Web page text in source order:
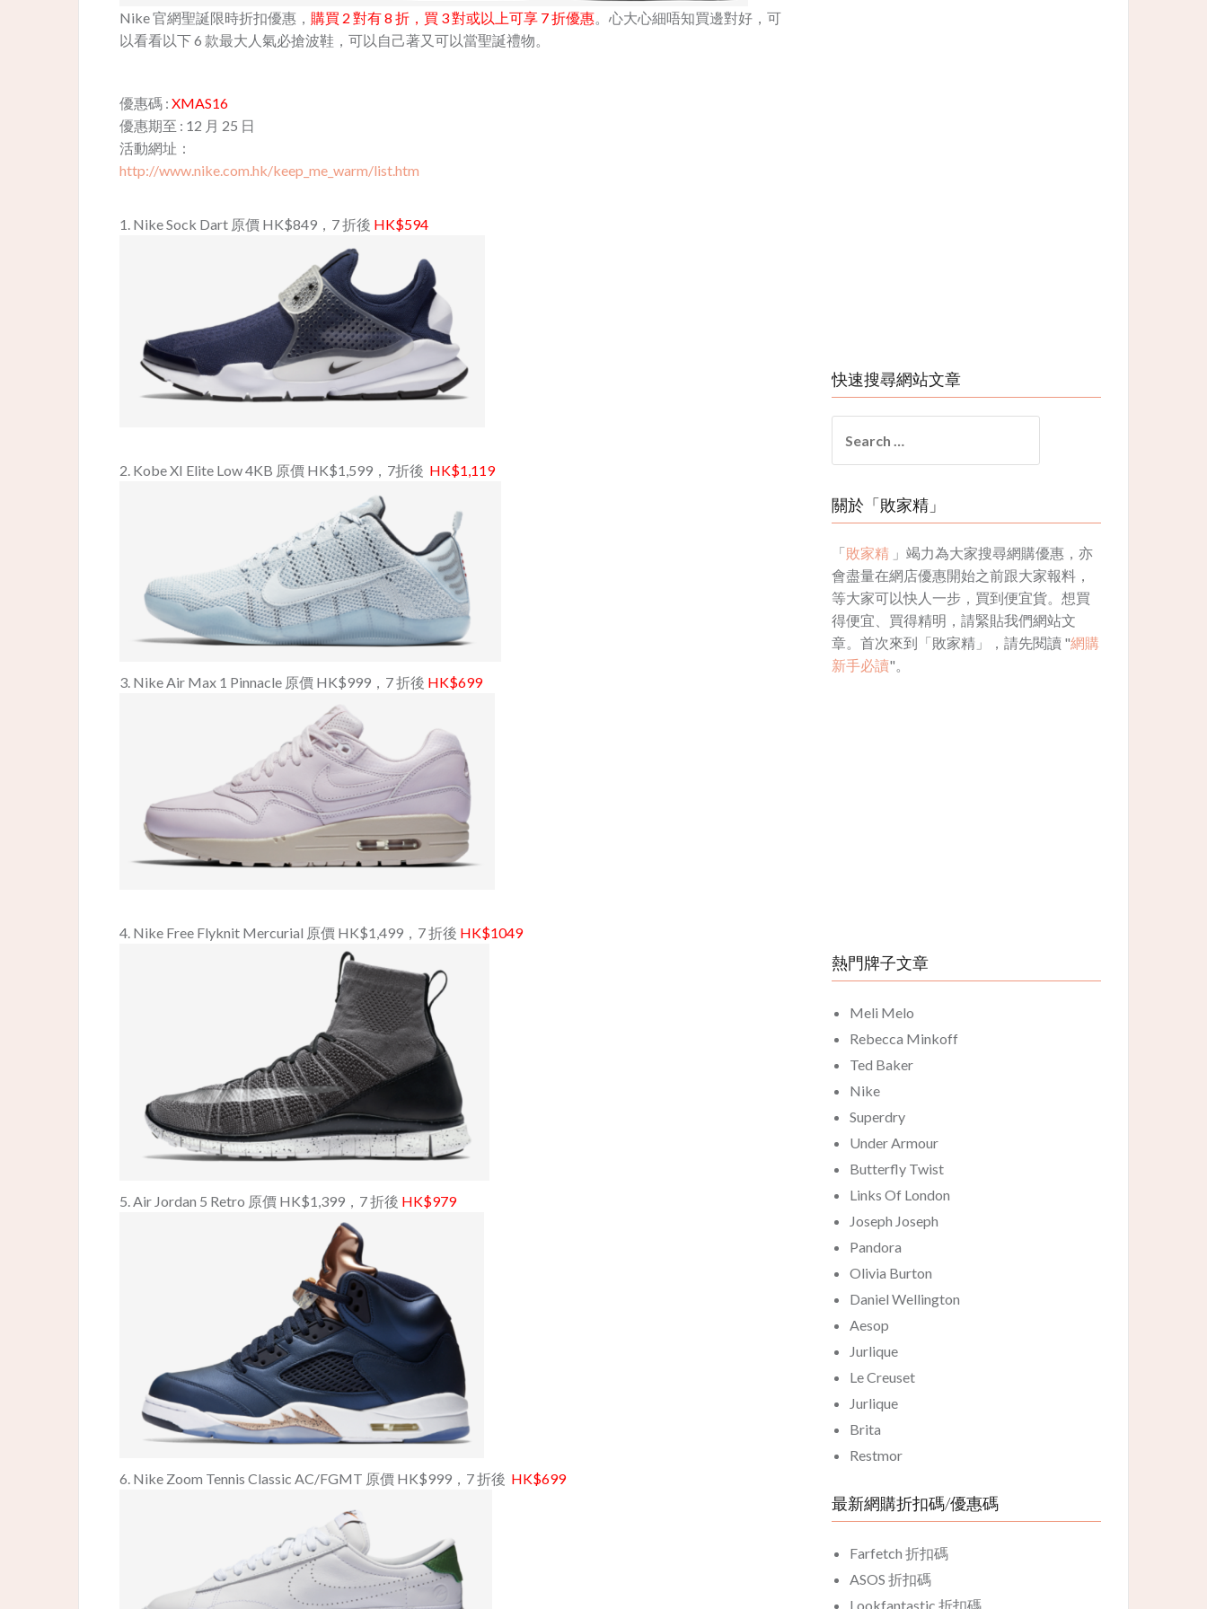
Nike 官網聖誕限時折扣優惠， 購買 2 對有 8 折，買 3 對或以上可享 7 折優惠。心大心細唔知買邊對好，可
以看看以下 6 款最大人氣必搶波鞋，可以自己著又可以當聖誕禮物。
優惠碼 : XMAS16
優惠期至 : 12 月 25 日
活動網址：
http://www.nike.com.hk/keep_me_warm/list.htm
1. Nike Sock Dart 原價 HK$849，7 折後 HK$594
2. Kobe XI Elite Low 4KB 原價 HK$1,599，7折後 HK$1,119
3. Nike Air Max 1 Pinnacle 原價 HK$999，7 折後 HK$699
4. Nike Free Flyknit Mercurial 原價 HK$1,499，7 折後 HK$1049
5. Air Jordan 5 Retro 原價 HK$1,399，7 折後 HK$979
6. Nike Zoom Tennis Classic AC/FGMT 原價 HK$999，7 折後 HK$699
快速搜尋網站文章
for:
關於「敗家精」
「敗家精 」竭力為大家搜尋網購優惠，亦
會盡量在網店優惠開始之前跟大家報料，
等大家可以快人一步，買到便宜貨。想買
得便宜、買得精明，請緊貼我們網站文
章。首次來到「敗家精」，請先閱讀 "網購
新手必讀"。
熱門牌子文章
Meli Melo
Rebecca Minkoff
Ted Baker
Nike
Superdry
Under Armour
Butterfly Twist
Links Of London
Joseph Joseph
Pandora
Olivia Burton
Daniel Wellington
Aesop
Jurlique
Le Creuset
Jurlique
Brita
Restmor
最新網購折扣碼/優惠碼
Farfetch 折扣碼
ASOS 折扣碼
Lookfantastic 折扣碼